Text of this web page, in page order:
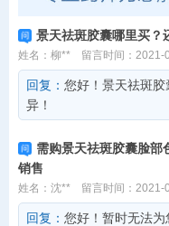
景天祛斑胶囊哪里买？
姓名：柳** 留言时间：2021-
回复： 您好！景天祛斑
异！
需购景天祛斑胶囊脸部
销售
姓名：沈** 留言时间：2021-
回复： 您好！暂时无法